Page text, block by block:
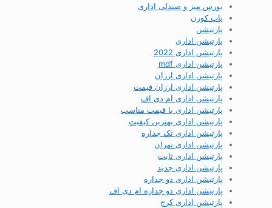
بورس میز و صندلی اداری
پاپ کورن
پارتیشن
پارتیشن اداری
پارتیشن اداری 2022
پارتیشن اداری mdf
پارتیشن اداری ارزان
پارتیشن اداری ارزان قیمت
پارتیشن اداری ام دی اف
پارتیشن اداری با قیمت مناسب
پارتیشن اداری بهترین کیفیت
پارتیشن اداری تک جداره
پارتیشن اداری تهران
پارتیشن اداری ثابت
پارتیشن اداری جدید
پارتیشن اداری دو جداره
پارتیشن اداری دو جداره ام دی اف
پارتیشن اداری کرج